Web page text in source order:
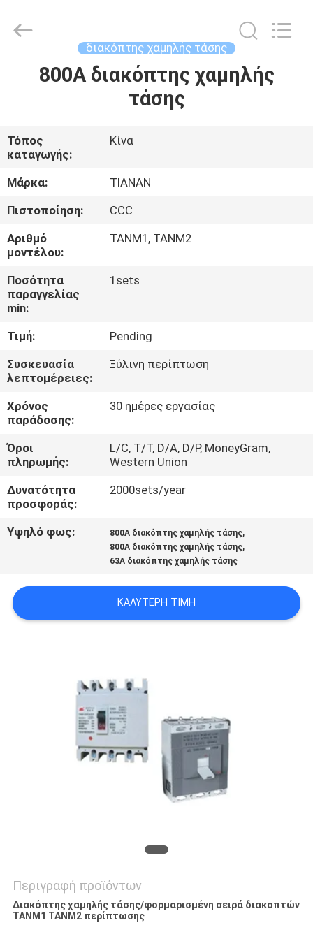
ΣΠΊΤΙ
ΕΜΦΆΝΙΣΗ
VR
ΠΕΡΊΠΟΥ
ΕΜΕΊΣ
ΓΎΡΟΣ
ΕΡΓΟΣΤΑΣΊΩΝ
ΠΟΙΟΤΙΚΌΣ
ΈΛΕΓΧΟΣ
ΜΑΣ
ΕΛΆΤΕ
ΣΕ
ΕΠΑΦΉ
ΜΕ
ΖΗΤΉΣΤΕ
SITEMAP
PRIVACY
(Group)
Co.,Ltd..
διακόπτης χαμηλής τάσης
800A διακόπτης χαμηλής
τάσης
Τόπος
καταγωγής:
Κίνα
Μάρκα:
TIANAN
Πιστοποίηση:
CCC
Αριθμό
μοντέλου:
TANM1, TANM2
Ποσότητα
παραγγελίας
min:
1sets
Τιμή:
Pending
Συσκευασία
λεπτομέρειες:
Ξύλινη περίπτωση
Χρόνος
παράδοσης:
30 ημέρες εργασίας
Όροι
πληρωμής:
L/C, T/T, D/A, D/P, MoneyGram,
Western Union
Δυνατότητα
προσφοράς:
2000sets/year
Υψηλό φως: 800A διακόπτης χαμηλής τάσης,
800A διακόπτης χαμηλής τάσης,
63A διακόπτης χαμηλής τάσης
ΚΑΛΎΤΕΡΗ ΤΙΜΉ
Περιγραφή προϊόντων
Διακόπτης χαμηλής τάσης/φορμαρισμένη σειρά διακοπτών
TANM1 TANM2 περίπτωσης